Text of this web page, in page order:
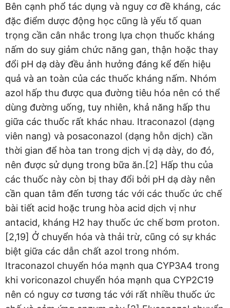
Bên cạnh phổ tác dụng và nguy cơ đề kháng, các
đặc điểm dược động học cũng là yếu tố quan
trọng cần cân nhắc trong lựa chọn thuốc kháng
nấm do suy giảm chức năng gan, thận hoặc thay
đổi pH dạ dày đều ảnh hưởng đáng kể đến hiệu
quả và an toàn của các thuốc kháng nấm. Nhóm
azol hấp thu được qua đường tiêu hóa nên có thể
dùng đường uống, tuy nhiên, khả năng hấp thu
giữa các thuốc rất khác nhau. Itraconazol (dạng
viên nang) và posaconazol (dạng hỗn dịch) cần
thời gian để hòa tan trong dịch vị dạ dày, do đó,
nên được sử dụng trong bữa ăn.[2] Hấp thu của
các thuốc này còn bị thay đổi bởi pH dạ dày nên
cần quan tâm đến tương tác với các thuốc ức chế
bài tiết acid hoặc trung hòa acid dịch vị như
antacid, kháng H2 hay thuốc ức chế bơm proton.
[2,19] Ở chuyển hóa và thải trừ, cũng có sự khác
biệt giữa các dẫn chất azol trong nhóm.
Itraconazol chuyển hóa mạnh qua CYP3A4 trong
khi voriconazol chuyển hóa mạnh qua CYP2C19
nên có nguy cơ tương tác với rất nhiều thuốc ức